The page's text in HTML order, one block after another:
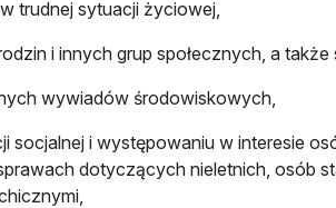
trudnej sytuacji życiowej,
i innych grup społecznych, a także
wywiadów środowiskowych,
socjalnej i występowaniu w interesie
dotyczących nieletnich, osób